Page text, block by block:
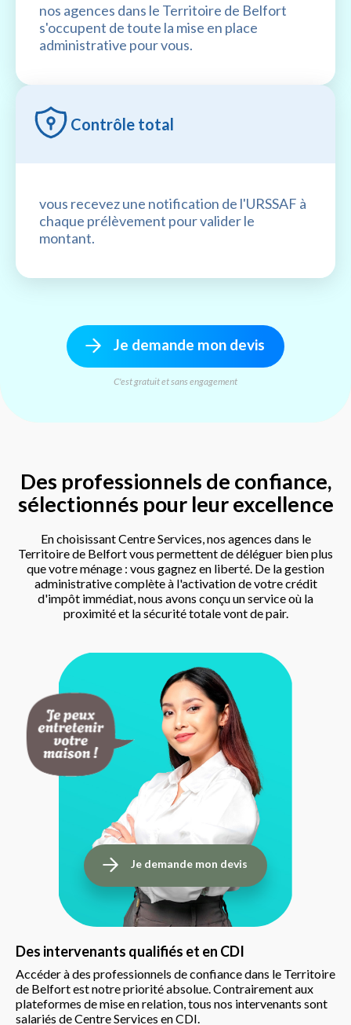
nos agences dans le Territoire de Belfort
s'occupent de toute la mise en place
administrative pour vous.
Contrôle total
vous recevez une notification de l'URSSAF à
chaque prélèvement pour valider le
montant.
Je demande mon devis
C'est gratuit et sans engagement
Des professionnels de confiance,
sélectionnés pour leur excellence
En choisissant Centre Services, nos agences dans le
Territoire de Belfort vous permettent de déléguer bien plus
que votre ménage : vous gagnez en liberté. De la gestion
administrative complète à l'activation de votre crédit
d'impôt immédiat, nous avons conçu un service où la
proximité et la sécurité totale vont de pair.
Je demande mon devis
Des intervenants qualifiés et en CDI
Accéder à des professionnels de confiance dans le Territoire
de Belfort est notre priorité absolue. Contrairement aux
plateformes de mise en relation, tous nos intervenants sont
salariés de Centre Services en CDI.